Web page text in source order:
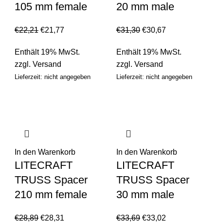
105 mm female
€22,21 €21,77
Enthält 19% MwSt.
zzgl. Versand
Lieferzeit: nicht angegeben
20 mm male
€31,30 €30,67
Enthält 19% MwSt.
zzgl. Versand
Lieferzeit: nicht angegeben
In den Warenkorb
LITECRAFT
TRUSS Spacer
210 mm female
€28,89 €28,31
In den Warenkorb
LITECRAFT
TRUSS Spacer
30 mm male
€33,69 €33,02